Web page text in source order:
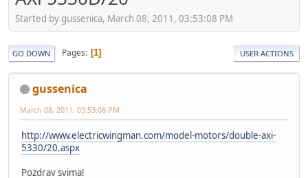
Started by gussenica, March 08, 2011, 03:53:08 PM
GO DOWN Pages 1 USER ACTIONS
gussenica
March 08, 2011, 03:53:08 PM
http://www.electricwingman.com/model-motors/double-axi-
5330/20.aspx
Pozdrav svima!